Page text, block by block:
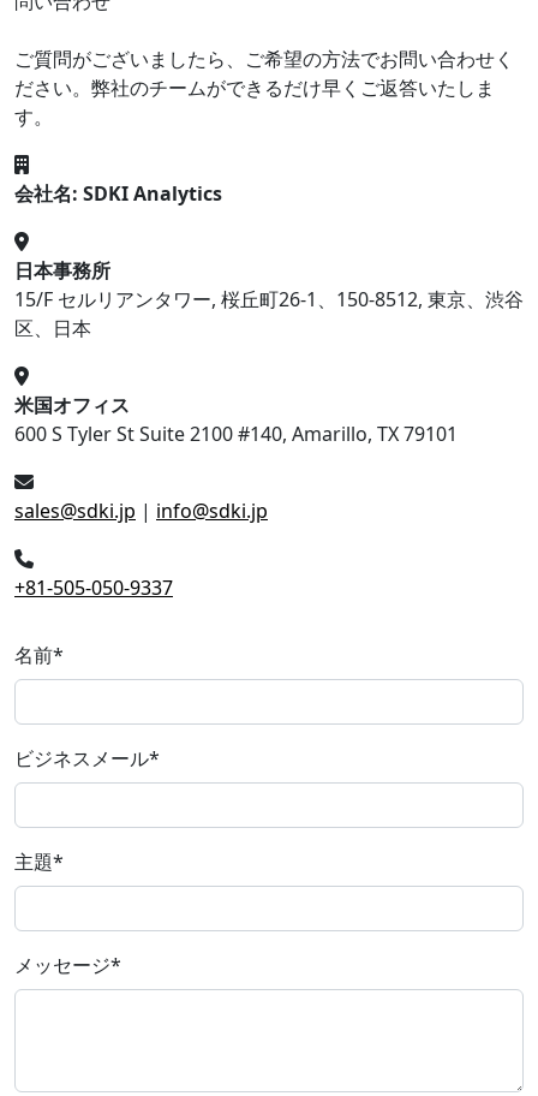
ご質問がございましたら、ご希望の方法でお問い合わせく
ださい。弊社のチームができるだけ早くご返答いたしま
す。
会社名: SDKI Analytics
日本事務所
15/F セルリアンタワー, 桜丘町26-1、150-8512, 東京、渋谷
区、日本
米国オフィス
600 S Tyler St Suite 2100 #140, Amarillo, TX 79101
sales@sdki.jp | info@sdki.jp
+81-505-050-9337
名前*
ビジネスメール*
主題*
メッセージ*